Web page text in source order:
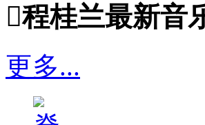
程桂兰最新音
更多...